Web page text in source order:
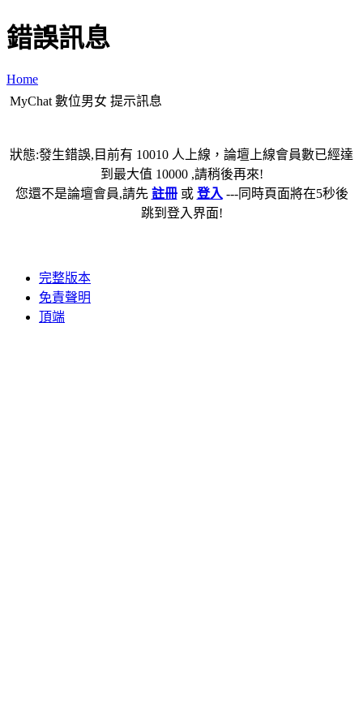
錯誤訊息
Home
MyChat 數位男女 提示訊息
狀態:發生錯誤,目前有 10010 人上線，論壇上線會員數已經達
到最大值 10000 ,請稍後再來!
您還不是論壇會員,請先 註冊或 登入 ---同時頁面將在5秒後
跳到登入界面!
完整版本
免責聲明
頂端